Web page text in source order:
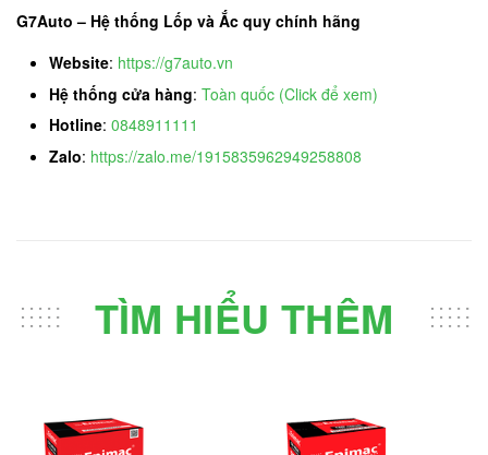
G7Auto – Hệ thống Lốp và Ắc quy chính hãng
Website: https://g7auto.vn
Hệ thống cửa hàng: Toàn quốc (Click để xem)
Hotline: 0848911111
Zalo: https://zalo.me/1915835962949258808
TÌM HIỂU THÊM